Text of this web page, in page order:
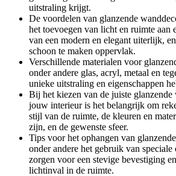
uitstraling krijgt.
De voordelen van glanzende
het toevoegen van licht en ruimte aan
van een modern en elegant uiterlijk,
schoon te maken oppervlak.
Verschillende materialen voor
onder andere glas, acryl, metaal en
unieke uitstraling en eigenschappen
Bij het kiezen van de juiste
jouw interieur is het belangrijk om
stijl van de ruimte, de kleuren en
zijn, en de gewenste sfeer.
Tips voor het ophangen van
onder andere het gebruik van speciale
zorgen voor een stevige bevestiging
lichtinval in de ruimte.